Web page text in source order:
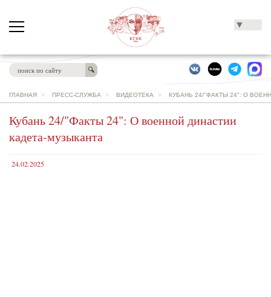
▼
ГЛАВНАЯ > ПРЕСС-СЛУЖБА > ВИДЕОТЕКА > КУБАНЬ 24/"ФАКТЫ 24": О
Кубань 24/"Факты 24": О военной династии
кадета-музыканта
24.02.2025